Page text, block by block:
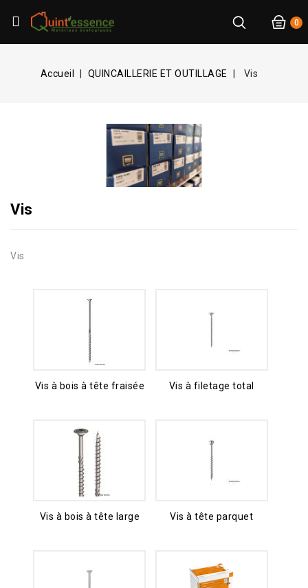
0
Accueil QUINCAILLERIE ET OUTILLAGE Vis
Vis
Vis
Vis à bois à tête fraisée Vis à filetage total
Vis à bois à tête large Vis à tête parquet